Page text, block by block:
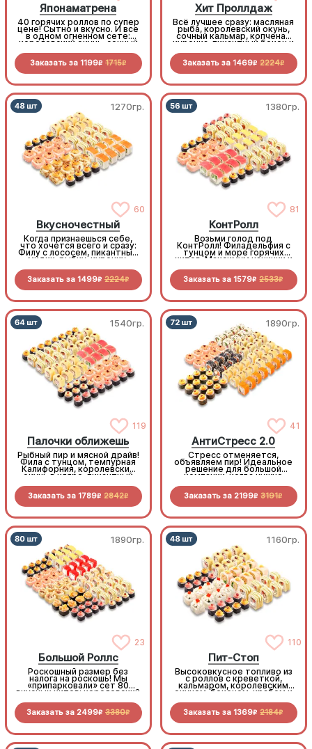
Японаматрена
40 горячих роллов по супер
цене! Сытно и вкусно. И все
в одном огненном сете:
королевский окунь, сочный
нежный краб, хрустящие
овощи. Максимум вкуса,
Заказать за 1199R 1715R
Хит Проллдаж
Всё лучшее сразу: масляная
рыба, королевский окунь,
сочный кальмар, копченая
курочка, пикантный бекон и
хиты среди роллов
Заказать за 1469R 2224R
1270гр.
60
Вкусночестный
Когда признаешься себе,
что хочется всего и сразу:
Филу с лососем, пикантные
мидии, рыбку, курочку,
выгодной цене
Заказать за 1499R 2224R
1380гр.
81
КонтРолл
Возьми голод под
КонтРолл! Филадельфия с
тунцом и море горячих
хитов. Максимум начинки и
Заказать за 1579R 2533R
1540гр.
119
Палочки оближешь
Рыбный пир и мясной драйв!
Фила с тунцом, темпурная
Калифорния, королевский
окунь в кляре, пикантный
нежность морепродуктов.
Заказать за 1789R 2842R
1890гр.
41
АнтиСтресс 2.0
Стресс отменяется,
объявляем пир! Идеальное
решение для большой
компании, когда нужно
Заказать за 2199R 3191R
1890гр.
23
Большой Роллс
Роскошный размер без
налога на роскошь! Мы
«припарковали» сет 80
вкусных хитов: королевский
нежная курочка, снежный
краб… список начинок
Заказать за 2499R 3380R
1160гр.
110
Пит-Стоп
Высоковкусное топливо из
с роллов с креветкой,
кальмаром, королевским
окунем, беконом, крабом и
Заправься до полного!
Заказать за 1369R 2184R